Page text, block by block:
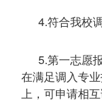
4.符合我校
5.第一志愿
在满足调入专
上，可申请相